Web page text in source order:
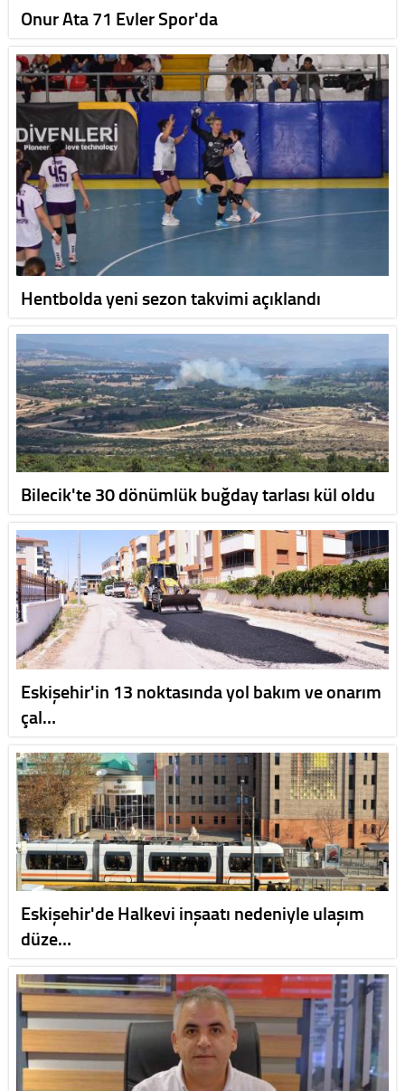
Onur Ata 71 Evler Spor'da
Hentbolda yeni sezon takvimi açıklandı
Bilecik'te 30 dönümlük buğday tarlası kül oldu
Eskişehir'in 13 noktasında yol bakım ve onarım
çal…
Eskişehir'de Halkevi inşaatı nedeniyle ulaşım
düze…